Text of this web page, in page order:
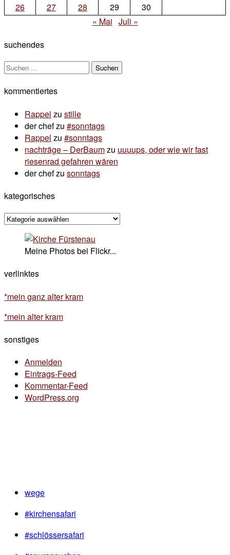
26 27 28 29
30
« Mai Juli »
suchendes
Suchen
kommentiertes
Rappel zu stille
der chefzu #sonntags
Rappel zu #sonntags
nachträge – DerBaumzu uuuups, oder wie wir fast
riesenrad gefahren wären
der chefzu sonntags
kategorisches
kategorisches
Meine Photos bei Flickr...
verlinktes
*mein ganz alter kram
*mein alter kram
sonstiges
Anmelden
Eintrags-Feed
Kommentar-Feed
WordPress.org
wege
#kirchensafari
#schlössersafari